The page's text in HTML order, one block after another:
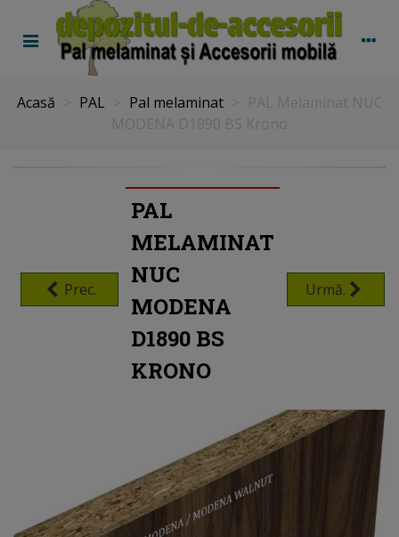
Acasă PAL Pal melaminat
Prec.
PAL
MELAMINAT
NUC
MODENA
D1890 BS
KRONO
Urmă.